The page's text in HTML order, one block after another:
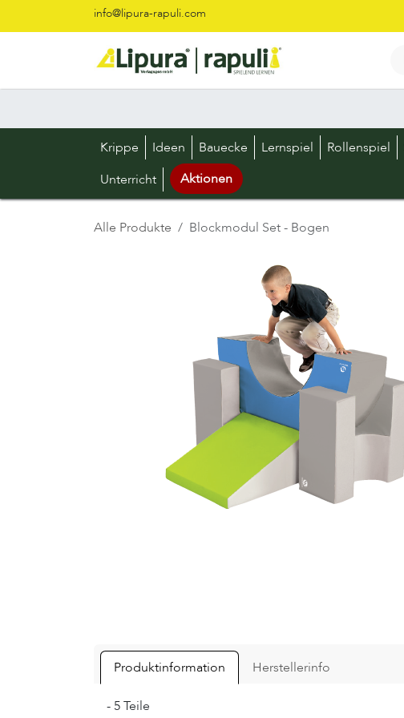
Zum Inhalt springeninfo@lipura-rapuli.com
Krippe Ideen Bauecke Lernspiel Rollenspiel
Unterricht
Aktionen
Alle Produkte Blockmodul Set - Bogen
Produktinformation Herstellerinfo
- 5 Teile